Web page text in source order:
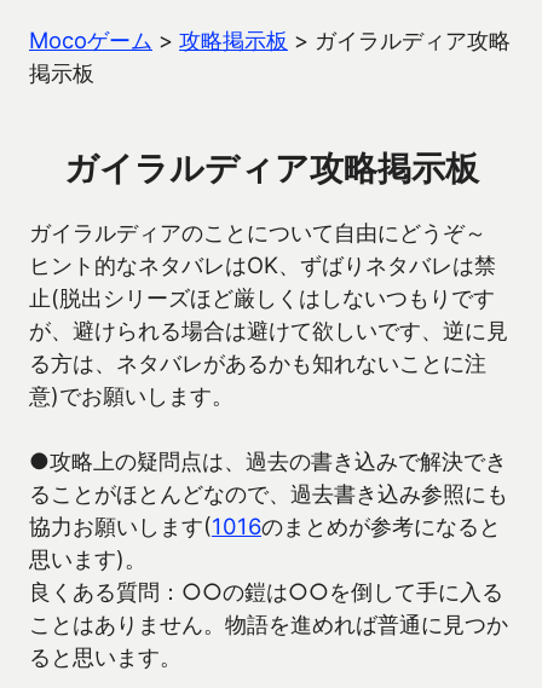
Mocoゲーム > 攻略掲示板 > ガイラルディア攻略
掲示板
ガイラルディア攻略掲示板
ガイラルディアのことについて自由にどうぞ～
ヒント的なネタバレはOK、ずばりネタバレは禁
止(脱出シリーズほど厳しくはしないつもりです
が、避けられる場合は避けて欲しいです、逆に見
る方は、ネタバレがあるかも知れないことに注
意)でお願いします。
●攻略上の疑問点は、過去の書き込みで解決でき
ることがほとんどなので、過去書き込み参照にも
協力お願いします(1016のまとめが参考になると
思います)。
良くある質問：○○の鎧は○○を倒して手に入る
ことはありません。物語を進めれば普通に見つか
ると思います。